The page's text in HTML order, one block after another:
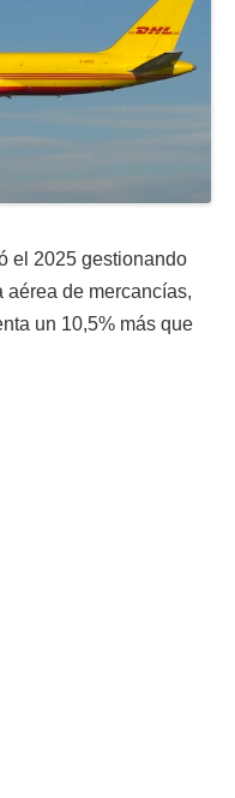
el 2025 gestionando
de mercancías,
un 10,5% más que